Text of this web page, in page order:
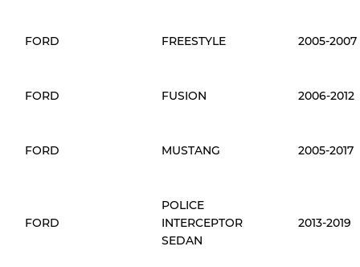
FORD FREESTYLE 2005-2007
FORD FUSION 2006-2012
FORD MUSTANG 2005-2017
FORD
POLICE
INTERCEPTOR
SEDAN
2013-2019